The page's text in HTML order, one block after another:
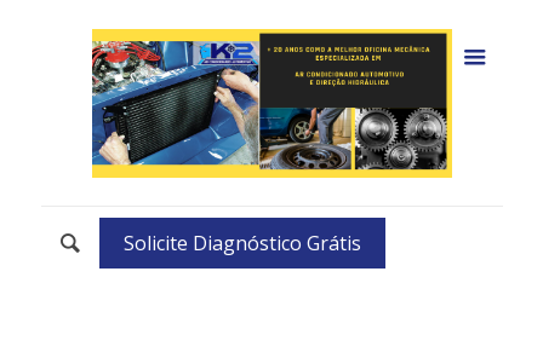
Solicite Diagnóstico Grátis